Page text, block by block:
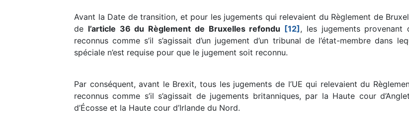
Avant la Date de transition, et pour les jugements qui relevaient du Règlement de
de l’article 36 du Règlement de Bruxelles refondu [12], les jugements provenant
reconnus comme s’il s’agissait d’un jugement d’un tribunal de l’état-membre dans
spéciale n’est requise pour que le jugement soit reconnu.
Par conséquent, avant le Brexit, tous les jugements de l’UE qui relevaient du
reconnus comme s’il s’agissait de jugements britanniques, par la Haute cour
d’Écosse et la Haute cour d’Irlande du Nord.